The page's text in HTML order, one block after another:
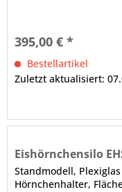
395,00 € *
Bestellartikel
Zuletzt aktualisiert:
Eishörnchensilo
Standmodell,
Hörnchenhalter,